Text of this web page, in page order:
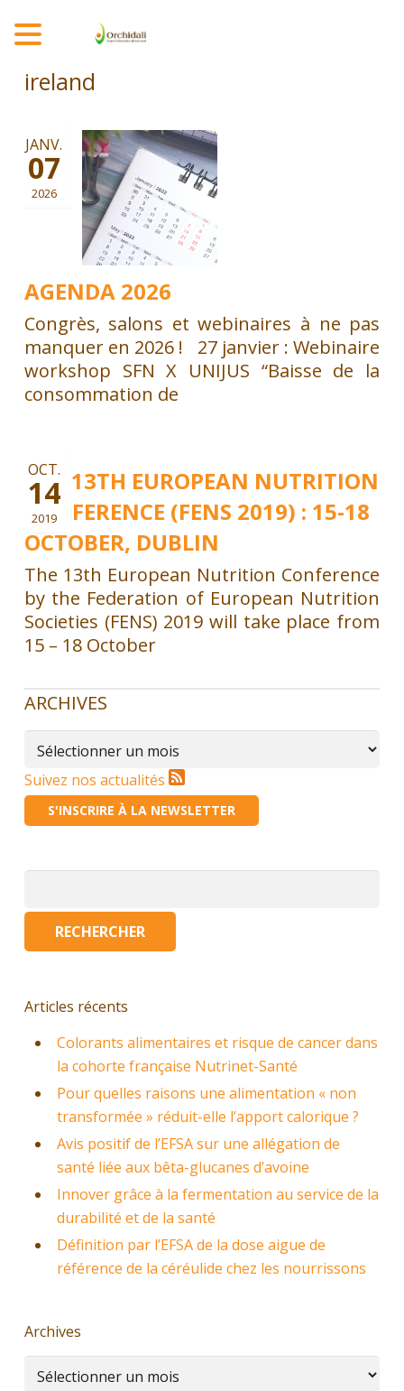
ireland
AGENDA 2026
JANV.
07
2026
Congrès, salons et webinaires à ne pas
manquer en 2026 ! 27 janvier : Webinaire
workshop SFN X UNIJUS “Baisse de la
consommation de
THE 13TH EUROPEAN NUTRITION
CONFERENCE (FENS 2019) : 15-18
OCTOBER, DUBLIN
OCT.
14
2019
The 13th European Nutrition Conference
by the Federation of European Nutrition
Societies (FENS) 2019 will take place from
15 – 18 October
ARCHIVES
Archives
Suivez nos actualités
S'INSCRIRE À LA NEWSLETTER
Articles récents
Colorants alimentaires et risque de cancer dans
la cohorte française Nutrinet-Santé
Pour quelles raisons une alimentation « non
transformée » réduit-elle l’apport calorique ?
Avis positif de l’EFSA sur une allégation de
santé liée aux bêta-glucanes d’avoine
Innover grâce à la fermentation au service de la
durabilité et de la santé
Définition par l’EFSA de la dose aigue de
référence de la céréulide chez les nourrissons
Archives
Archives